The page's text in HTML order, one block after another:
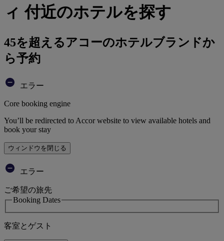
ィ 付近のホテルを探す
45を超えるアコーのホテルブランドか
ら予約
エラー
Core booking engine
You’ll be redirected to Accor website to view available hotels and
book your stay
ウィンドウを閉じる
エラー
ご希望の旅先
Booking Dates
客室とゲスト